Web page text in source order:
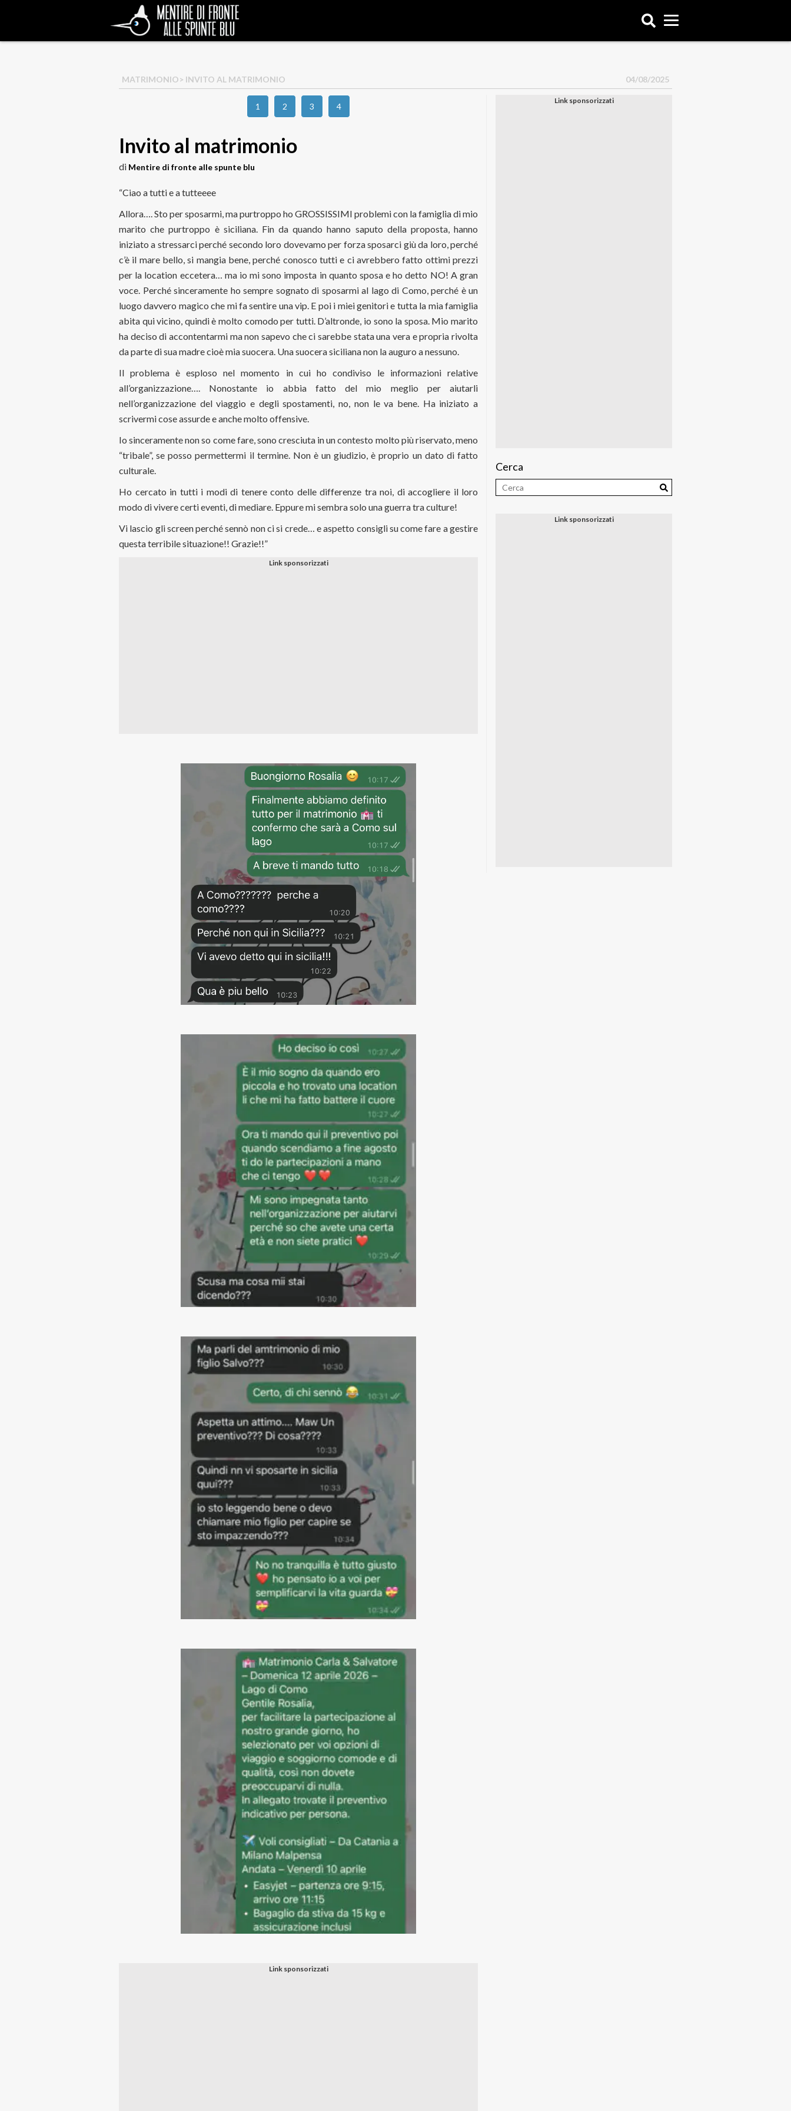
MATRIMONIO> INVITO AL MATRIMONIO 04/08/2025
1 2 3 4
Invito al matrimonio
di Mentire di fronte alle spunte blu
“Ciao a tutti e a tutteeee
Allora…. Sto per sposarmi, ma purtroppo ho GROSSISSIMI problemi con la famiglia di mio
marito che purtroppo è siciliana. Fin da quando hanno saputo della proposta, hanno
iniziato a stressarci perché secondo loro dovevamo per forza sposarci giù da loro, perché
c’è il mare bello, si mangia bene, perché conosco tutti e ci avrebbero fatto ottimi prezzi
per la location eccetera… ma io mi sono imposta in quanto sposa e ho detto NO! A gran
voce. Perché sinceramente ho sempre sognato di sposarmi al lago di Como, perché è un
luogo davvero magico che mi fa sentire una vip. E poi i miei genitori e tutta la mia famiglia
abita qui vicino, quindi è molto comodo per tutti. D’altronde, io sono la sposa. Mio marito
ha deciso di accontentarmi ma non sapevo che ci sarebbe stata una vera e propria rivolta
da parte di sua madre cioè mia suocera. Una suocera siciliana non la auguro a nessuno.
Il problema è esploso nel momento in cui ho condiviso le informazioni relative
all’organizzazione…. Nonostante io abbia fatto del mio meglio per aiutarli
nell’organizzazione del viaggio e degli spostamenti, no, non le va bene. Ha iniziato a
scrivermi cose assurde e anche molto offensive.
Io sinceramente non so come fare, sono cresciuta in un contesto molto più riservato, meno
“tribale”, se posso permettermi il termine. Non è un giudizio, è proprio un dato di fatto
culturale.
Ho cercato in tutti i modi di tenere conto delle differenze tra noi, di accogliere il loro
modo di vivere certi eventi, di mediare. Eppure mi sembra solo una guerra tra culture!
Vi lascio gli screen perché sennò non ci si crede… e aspetto consigli su come fare a gestire
questa terribile situazione!! Grazie!!”
Cerca